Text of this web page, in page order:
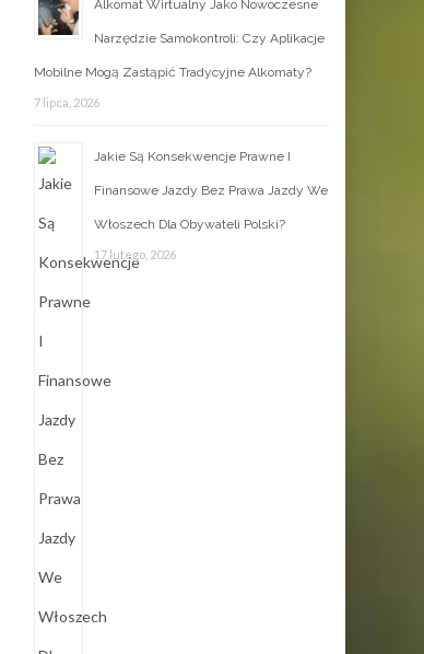
Alkomat Wirtualny Jako Nowoczesne
Narzędzie Samokontroli: Czy Aplikacje
Mobilne Mogą Zastąpić Tradycyjne Alkomaty?
7 lipca, 2026
Jakie Są Konsekwencje Prawne I
Finansowe Jazdy Bez Prawa Jazdy We
Włoszech Dla Obywateli Polski?
17 lutego, 2026